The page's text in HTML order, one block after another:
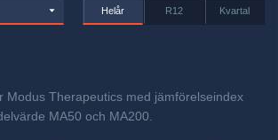
Helår R12 Kvartal
Modus Therapeutics med jämförelseindex
MA50 och MA200.